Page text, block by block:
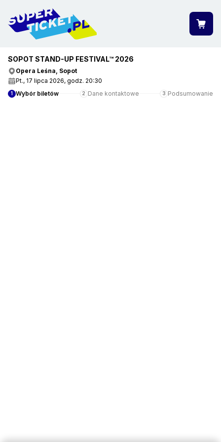
ZOBACZ WIĘCEJ
SOPOT STAND-UP FESTIVAL™ 2026
Opera Leśna, Sopot
Pt., 17 lipca 2026, godz. 20:30
1 Wybór biletów 2 Dane kontaktowe 3 Podsumowanie